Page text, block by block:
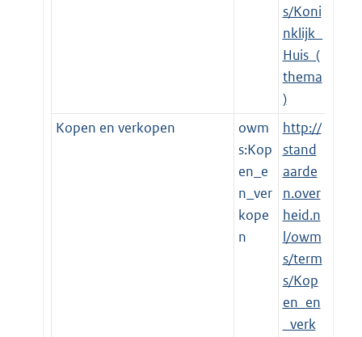
s/Koni
nklijk_
Huis_(
thema
)
Kopen en verkopen
owm
s:Kop
en_e
n_ver
kope
n
http://
stand
aarde
n.over
heid.n
l/owm
s/term
s/Kop
en_en
_verk